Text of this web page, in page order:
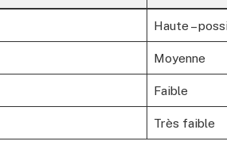
Haute –
Moyenne
Faible
Très faible